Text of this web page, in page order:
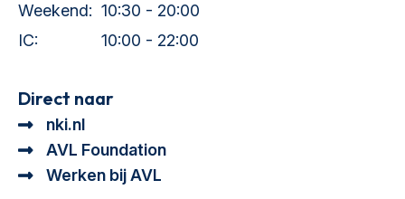
Weekend: 10:30 - 20:00
IC:
10:00 - 22:00
Direct naar
nki.nl
AVL Foundation
Werken bij AVL